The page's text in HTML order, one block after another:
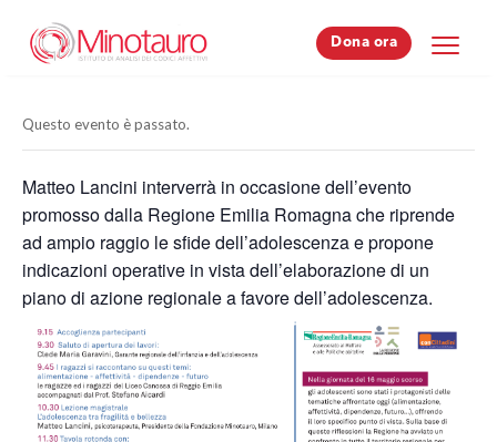
Dona ora
Dona ora
Questo evento è passato.
Matteo Lancini interverrà in occasione dell’evento
promosso dalla Regione Emilia Romagna che riprende
ad ampio raggio le sfide dell’adolescenza e propone
indicazioni operative in vista dell’elaborazione di un
piano di azione regionale a favore dell’adolescenza.